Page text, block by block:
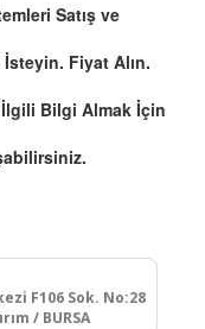
Satış ve
Fiyat Alın.
İlgili Bilgi Almak İçin
F106 Sok. No:28